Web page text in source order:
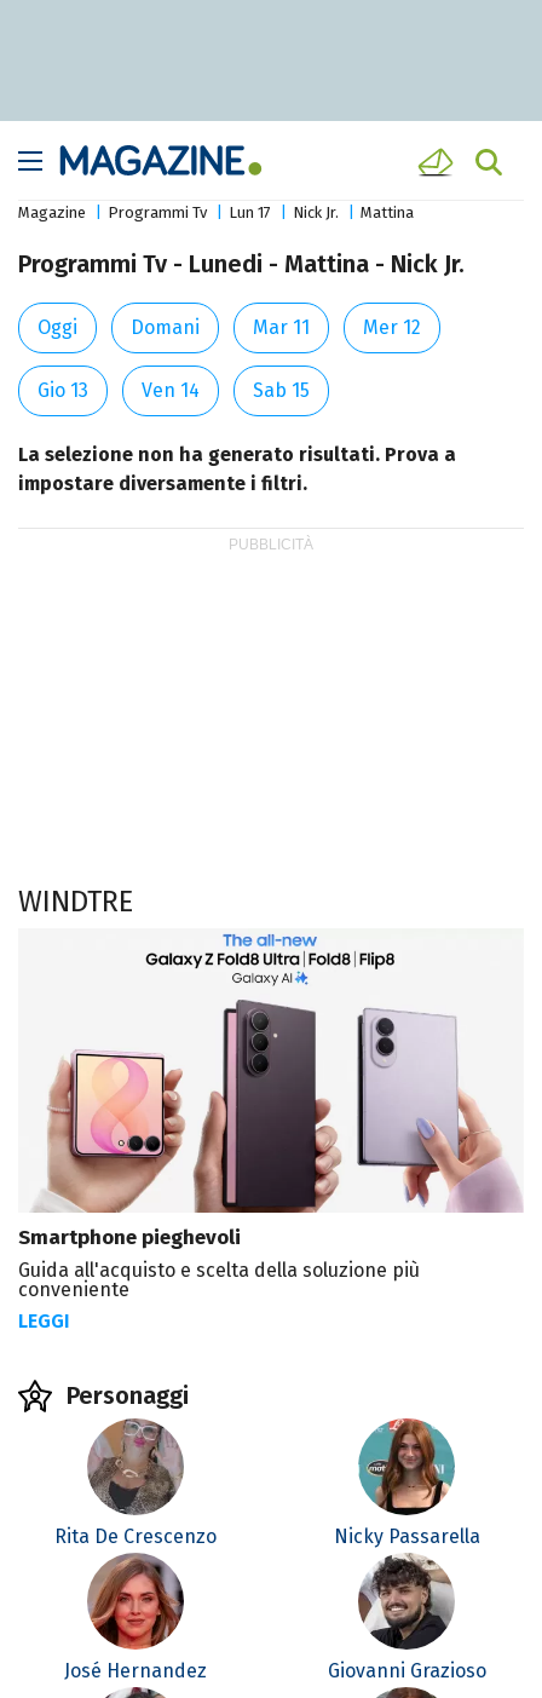
Magazine Programmi Tv Lun 17 Nick Jr. Mattina
Programmi Tv - Lunedi - Mattina - Nick Jr.
Oggi Domani Mar 11 Mer 12
Gio 13 Ven 14 Sab 15
La selezione non ha generato risultati. Prova a
impostare diversamente i filtri.
WINDTRE
Smartphone pieghevoli
Guida all'acquisto e scelta della soluzione più
conveniente
LEGGI
Personaggi
Rita De Crescenzo Nicky Passarella
José Hernandez Giovanni Grazioso